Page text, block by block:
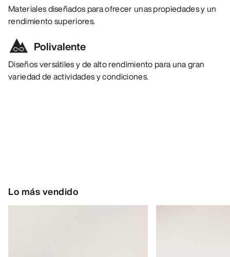
Materiales diseñados para ofrecer unas propiedades y un
rendimiento superiores.
Polivalente
Diseños versátiles y de alto rendimiento para una gran
variedad de actividades y condiciones.
Lo más vendido